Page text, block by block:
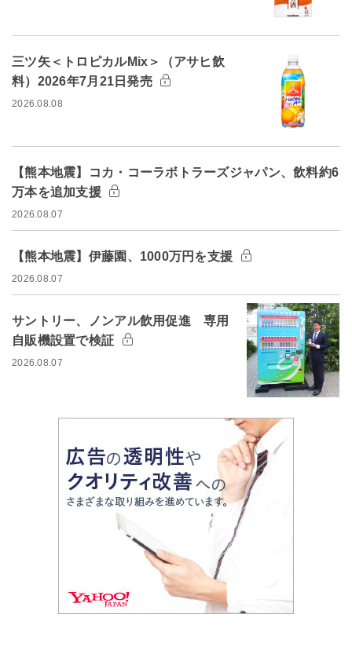
三ツ矢＜トロピカルMix＞（アサヒ飲
料）2026年7月21日発売
2026.08.08
【熊本地震】コカ・コーラボトラーズジャパン、飲料約6
万本を追加支援
2026.08.07
【熊本地震】伊藤園、1000万円を支援
2026.08.07
サントリー、ノンアル飲用促進 専用
自販機設置で検証
2026.08.07